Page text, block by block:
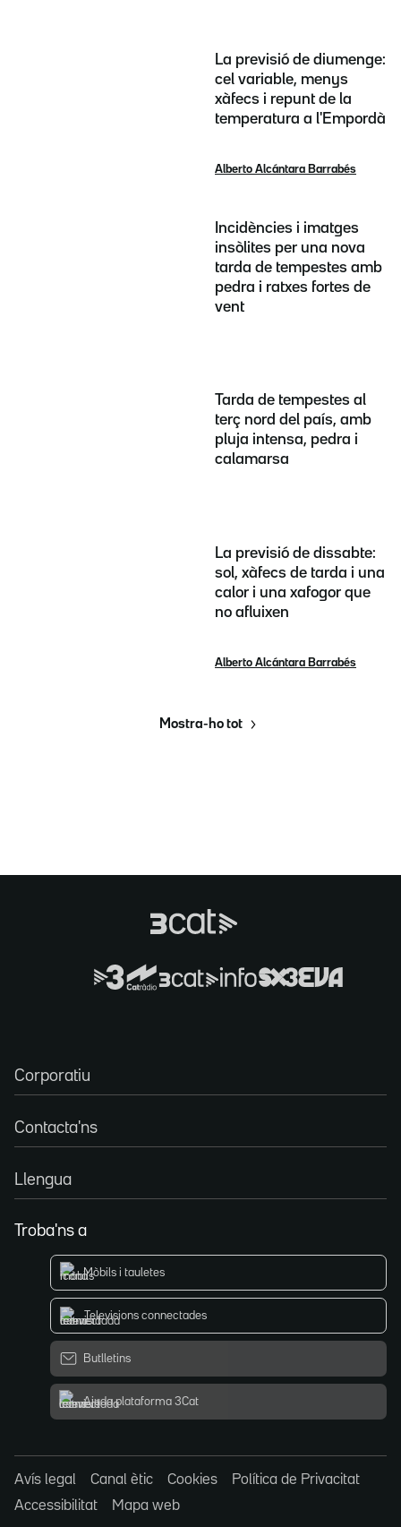
La previsió de diumenge:
cel variable, menys
xàfecs i repunt de la
temperatura a l'Empordà
Alberto Alcántara Barrabés
Incidències i imatges
insòlites per una nova
tarda de tempestes amb
pedra i ratxes fortes de
vent
Tarda de tempestes al
terç nord del país, amb
pluja intensa, pedra i
calamarsa
La previsió de dissabte:
sol, xàfecs de tarda i una
calor i una xafogor que
no afluixen
Alberto Alcántara Barrabés
Mostra-ho tot
Corporatiu
Contacta'ns
Llengua
Troba'ns a
Mòbils i tauletes
Televisions connectades
Butlletins
Ajuda plataforma 3Cat
Avís legal Canal ètic Cookies
Política de Privacitat
Accessibilitat
Mapa web